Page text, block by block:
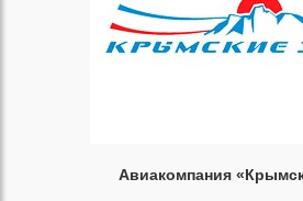
Авиакомпания